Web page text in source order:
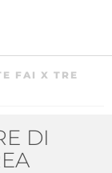
FAI X TRE
DI